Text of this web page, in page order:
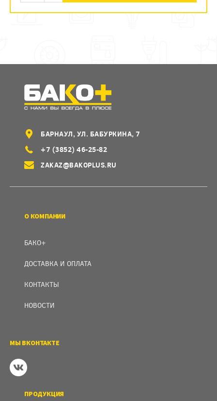
БАРНАУЛ, УЛ. БАБУРКИНА, 7
+7 (3852) 46-25-82
ZAKAZ@BAKOPLUS.RU
О КОМПАНИИ
БАКО+
ДОСТАВКА И ОПЛАТА
КОНТАКТЫ
НОВОСТИ
МЫ ВКОНТАКТЕ
ПРОДУКЦИЯ